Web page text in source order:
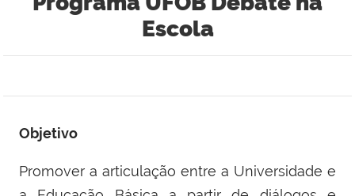
Escola
Objetivo
Promover a articulação entre a Universidade e